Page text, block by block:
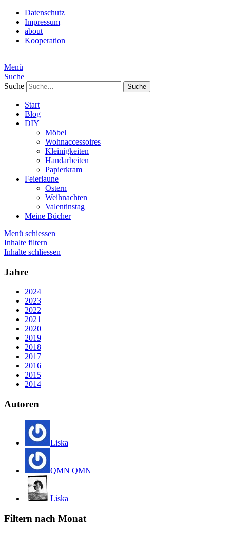
Datenschutz
Impressum
about
Kooperation
Menü
Suche
Suche
Start
Blog
DIY
Möbel
Wohnaccessoires
Kleinigkeiten
Handarbeiten
Papierkram
Feierlaune
Ostern
Weihnachten
Valentinstag
Meine Bücher
Menü schiessen
Inhalte filtern
Inhalte schliessen
Jahre
2024
2023
2022
2021
2020
2019
2018
2017
2016
2015
2014
Autoren
Liska
QMN QMN
Liska
Filtern nach Monat